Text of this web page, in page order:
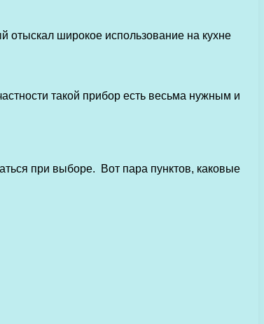
отыскал широкое использование на кухне
такой прибор есть весьма нужным и
при выборе. Вот пара пунктов, каковые